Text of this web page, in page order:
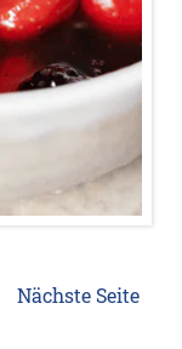
Nächste Seite